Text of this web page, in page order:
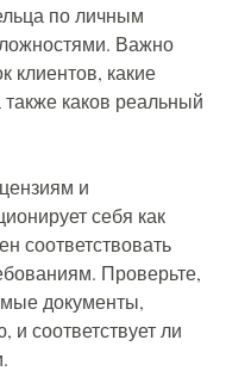
по личным
Важно
клиентов, какие
каков реальный
и
себя как
соответствовать
Проверьте,
документы,
соответствует ли